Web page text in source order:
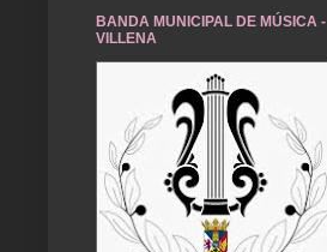
BANDA MUNICIPAL DE MÚSICA -
VILLENA